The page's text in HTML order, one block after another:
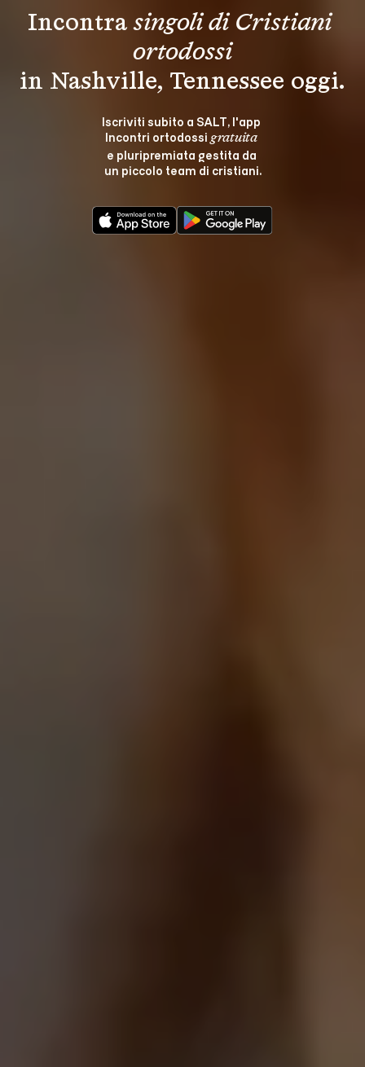
Incontra singoli di Cristiani
ortodossi
in Nashville, Tennessee oggi.
Iscriviti subito a SALT, l'app
Incontri ortodossi gratuita
e pluripremiata gestita da
un piccolo team di cristiani.